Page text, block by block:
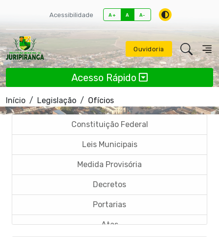
Acessibilidade A+ A A-
Ouvidoria
Acesso Rápido
Início Legislação Ofícios
Constituição Federal
Leis Municipais
Medida Provisória
Decretos
Portarias
Atas